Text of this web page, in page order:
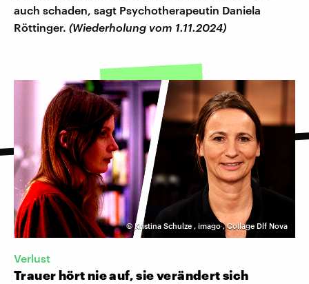
auch schaden, sagt Psychotherapeutin Daniela
Röttinger. (Wiederholung vom 1.11.2024)
© Kristina Schulze , imago,Collage Dlf Nova
Verlust
Trauer hört nie auf, sie verändert sich